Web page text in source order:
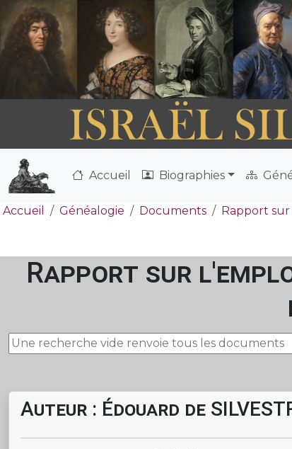
Accueil Biographies
Accueil Généalogie Documents Rapport sur
Rapport sur
Auteur : Édouard de